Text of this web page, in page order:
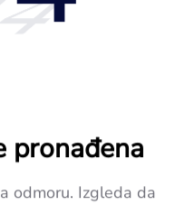
pronađena
odmoru. Izgleda da